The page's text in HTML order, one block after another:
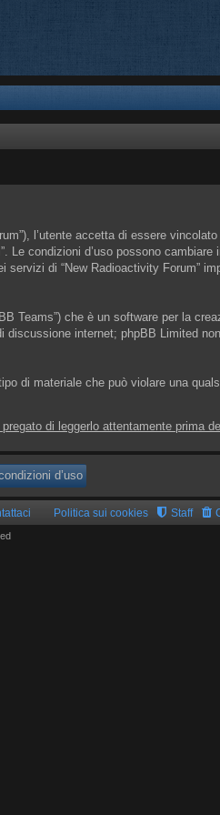
l’utente accetta di essere
condizioni d’uso possono
di “New Radioactivity Forum”
Teams”) che è un software per la
discussione internet; phpBB Limited
di materiale che può violare una
pregato di leggerlo attentamente prima
Staff
Politica sui cookies